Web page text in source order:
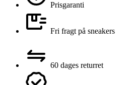
Prisgaranti
Fri fragt på sneakers
60 dages returret